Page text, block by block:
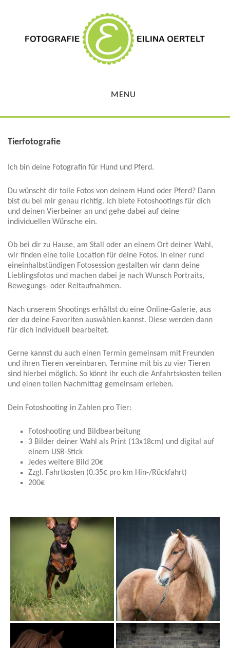
MENU
Tierfotografie
Ich bin deine Fotografin für Hund und Pferd.
Du wünscht dir tolle Fotos von deinem Hund oder Pferd? Dann
bist du bei mir genau richtig. Ich biete Fotoshootings für dich
und deinen Vierbeiner an und gehe dabei auf deine
individuellen Wünsche ein.
Ob bei dir zu Hause, am Stall oder an einem Ort deiner Wahl,
wir finden eine tolle Location für deine Fotos. In einer rund
eineinhalbstündigen Fotosession gestalten wir dann deine
Lieblingsfotos und machen dabei je nach Wunsch Portraits,
Bewegungs- oder Reitaufnahmen.
Nach unserem Shootings erhältst du eine Online-Galerie, aus
der du deine Favoriten auswählen kannst. Diese werden dann
für dich individuell bearbeitet.
Gerne kannst du auch einen Termin gemeinsam mit Freunden
und ihren Tieren vereinbaren. Termine mit bis zu vier Tieren
sind hierbei möglich. So könnt ihr euch die Anfahrtskosten teilen
und einen tollen Nachmittag gemeinsam erleben.
Dein Fotoshooting in Zahlen pro Tier:
Fotoshooting und Bildbearbeitung
3 Bilder deiner Wahl als Print (13x18cm) und digital auf
einem USB-Stick
Jedes weitere Bild 20€
Zzgl. Fahrtkosten (0.35€ pro km Hin-/Rückfahrt)
200€